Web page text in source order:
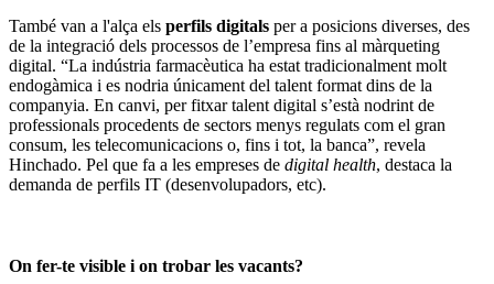
També van a l'alça els perfils digitals per a posicions diverses, des
de la integració dels processos de l’empresa fins al màrqueting
digital. “La indústria farmacèutica ha estat tradicionalment molt
endogàmica i es nodria únicament del talent format dins de la
companyia. En canvi, per fitxar talent digital s’està nodrint de
professionals procedents de sectors menys regulats com el gran
consum, les telecomunicacions o, fins i tot, la banca”, revela
Hinchado. Pel que fa a les empreses de digital health, destaca la
demanda de perfils IT (desenvolupadors, etc).
On fer-te visible i on trobar les vacants?